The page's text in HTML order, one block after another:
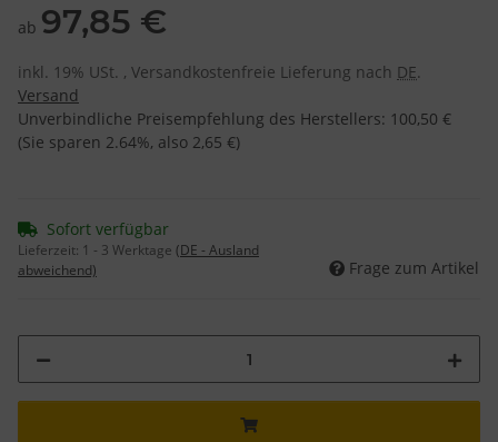
ab 97,85 €
inkl. 19% USt. , Versandkostenfreie Lieferung nach DE.
Versand
Unverbindliche Preisempfehlung des Herstellers: 100,50 €
(Sie sparen 2.64%, also 2,65 €)
Sofort verfügbar
Lieferzeit: 1 - 3 Werktage (DE - Ausland
abweichend)
Frage zum Artikel